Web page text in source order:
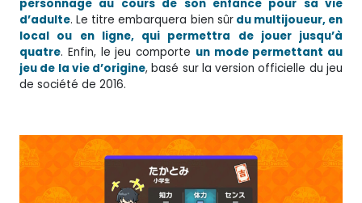
personnage au cours de son enfance pour sa vie
d’adulte. Le titre embarquera bien sûrdu multijoueur, en
local ou en ligne, qui permettra de jouer jusqu’à
quatre. Enfin, le jeu comporte un mode permettant au
jeu de la vie d’origine, basé sur la version officielle du jeu
de société de 2016.